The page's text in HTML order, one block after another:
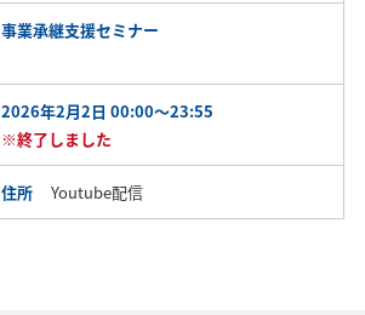
事業承継支援セミナー
2026年2月2日 00:00～23:55
※終了しました
住所 Youtube配信